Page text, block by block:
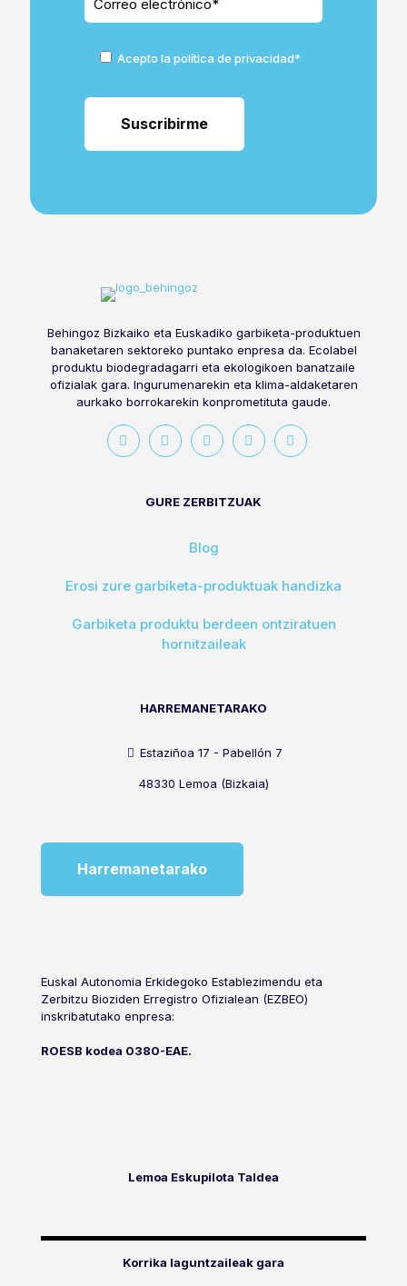
Acepto la política de privacidad*
Behingoz Bizkaiko eta Euskadiko garbiketa-produktuen
banaketaren sektoreko puntako enpresa da. Ecolabel
produktu biodegradagarri eta ekologikoen banatzaile
ofizialak gara. Ingurumenarekin eta klima-aldaketaren
aurkako borrokarekin konprometituta gaude.
GURE ZERBITZUAK
Blog
Erosi zure garbiketa-produktuak handizka
Garbiketa produktu berdeen ontziratuen
hornitzaileak
HARREMANETARAKO
Estaziñoa 17 - Pabellón 7
48330 Lemoa (Bizkaia)
Harremanetarako
Euskal Autonomia Erkidegoko Establezimendu eta
Zerbitzu Bioziden Erregistro Ofizialean (EZBEO)
inskribatutako enpresa:
ROESB kodea 0380-EAE.
Lemoa Eskupilota Taldea
Korrika laguntzaileak gara